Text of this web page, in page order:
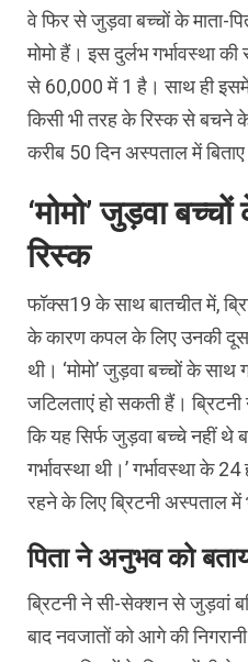
वे फिर से जुड़वा बच्चों के माता-
मोमो हैं। इस दुर्लभ गर्भावस्था
से 60,000 में 1 है। साथ ही
किसी भी तरह के रिस्क से बचने
करीब 50 दिन अस्पताल में
‘मोमो’ जुड़वा
रिस्क
फॉक्स19 के साथ बातचीत में,
के कारण कपल के लिए उनकी
थी। ‘मोमो’ जुड़वा बच्चों के साथ
जटिलताएं हो सकती हैं। ब्रिटनी
कि यह सिर्फ जुड़वा बच्चे नहीं थे
गर्भावस्था थी।’ गर्भावस्था के
रहने के लिए ब्रिटनी अस्पताल में
पिता ने अनुभव को
ब्रिटनी ने सी-सेक्शन से जुड़वां
बाद नवजातों को आगे की